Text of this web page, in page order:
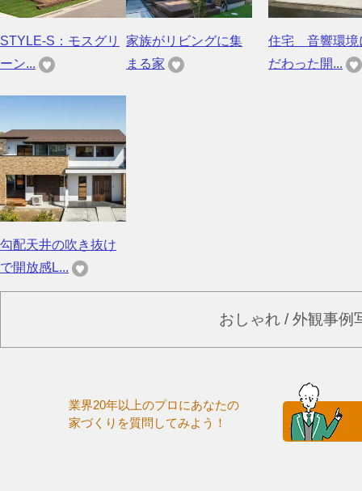
STYLE-S：モスグリ
ーン...
家族がリビングに集
まる家
住宅 音響環境
だわった開...
勾配天井の吹き抜け
で開放感L...
おしゃれ / 外観事例
業界20年以上のプロにあなたの
家づくりを質問してみよう！